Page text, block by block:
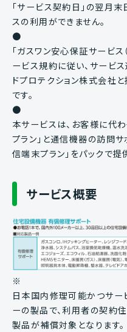
「サービス契約日」の翌月
スの利用ができません。
●
「ガスワン安心保証サービス
ービス規約に従い、サービ
ドプロテクション株式会社
です。
●
本サービスは、お客様に代
プラン」と通信機器の訪問
信端末プラン」をパックで提
サービス概要
※
日本国内修理可能かつサー
ーの製品で、利用者の契約
製品が補償対象となります。